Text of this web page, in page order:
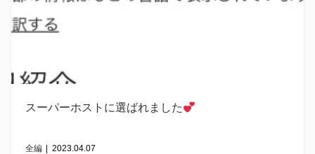
スーパーホストに選ばれました
全編 | 2023.04.07